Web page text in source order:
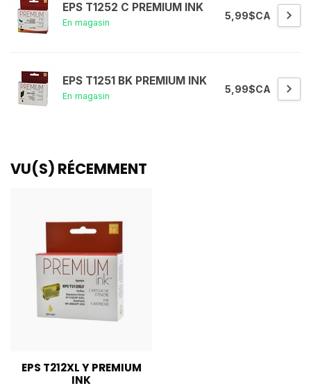
EPS T1252 C PREMIUM INK
En magasin
5,99$CA
EPS T1251 BK PREMIUM INK
En magasin
5,99$CA
VU(S) RÉCEMMENT
EPS T212XL Y PREMIUM
INK